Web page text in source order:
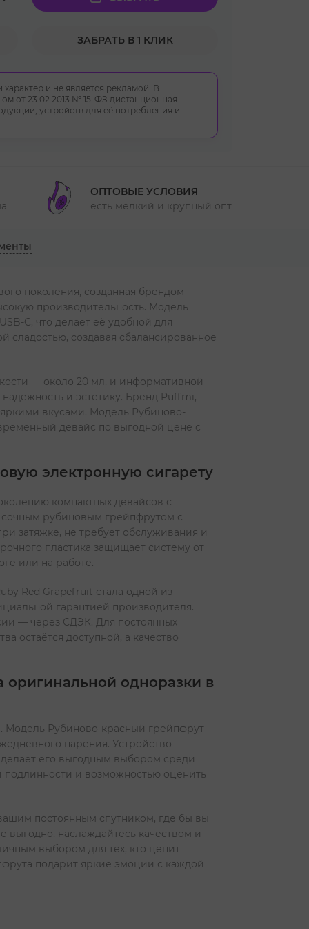
ЗАБРАТЬ В 1 КЛИК
и не является рекламой. В
от 23.02.2013 № 15-ФЗ дистанционная
устройств для её потребления и
ОПТОВЫЕ УСЛОВИЯ
есть мелкий и крупный опт
поколения, созданная брендом
производительность. Модель
C, что делает её удобной для
сладостью, создавая сбалансированное
— около 20 мл, и информативной
и эстетику. Бренд Puffmi,
вкусами. Модель Рубиново-
девайс по выгодной цене с
электронную сигарету
компактных девайсов с
рубиновым грейпфрутом с
затяжке, не требует обслуживания и
пластика защищает систему от
или на работе.
Red Grapefruit стала одной из
гарантией производителя.
— через СДЭК. Для постоянных
остаётся доступной, а качество
оригинальной одноразки в
Модель Рубиново-красный грейпфрут
парения. Устройство
его выгодным выбором среди
подлинности и возможностью оценить
постоянным спутником, где бы вы
выгодно, наслаждайтесь качеством и
выбором для тех, кто ценит
подарит яркие эмоции с каждой